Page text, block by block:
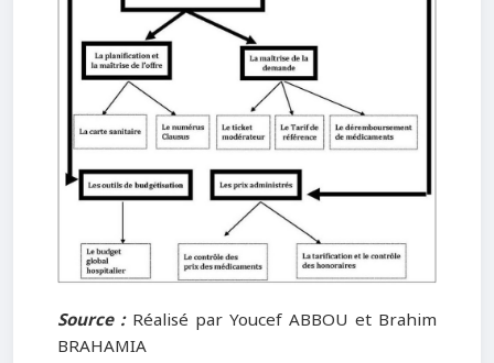
Source : Réalisé par Youcef ABBOU et Brahim
BRAHAMIA